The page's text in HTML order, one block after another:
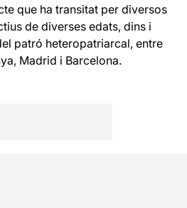
que ha transitat per diversos
de diverses edats, dins i
patró heteropatriarcal, entre
Madrid i Barcelona.